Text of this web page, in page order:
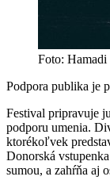
Foto:
Podpora publika je
Festival pripravuje
podporu umenia.
ktorékoľvek
Donorská
sumou, a zahŕňa aj